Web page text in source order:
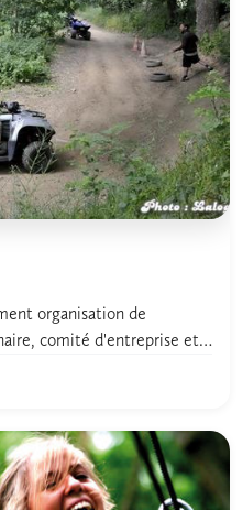
organisation de
comité d'entreprise et